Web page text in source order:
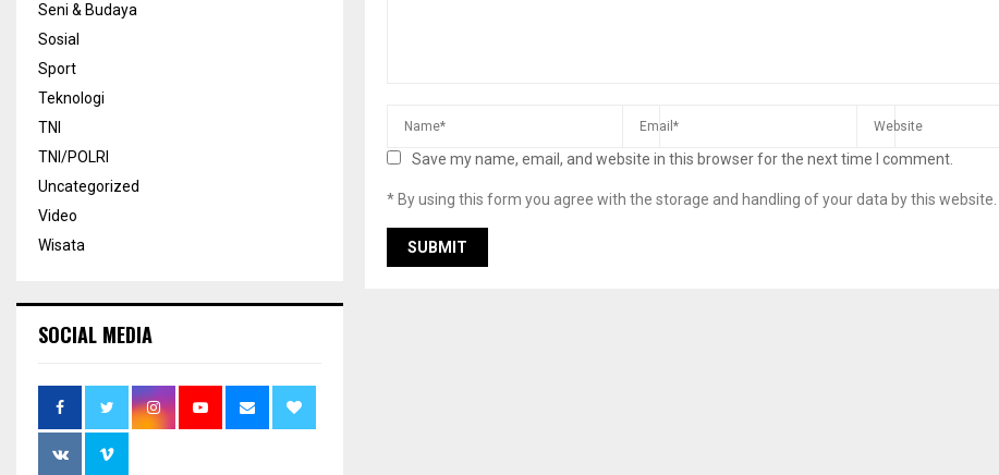
Save my name, email, and website in this browser for the next time I comment.
* By using this form you agree with the storage and handling of your data by this website.
Seni & Budaya
Sosial
Sport
Teknologi
TNI
TNI/POLRI
Uncategorized
Video
Wisata
SOCIAL MEDIA